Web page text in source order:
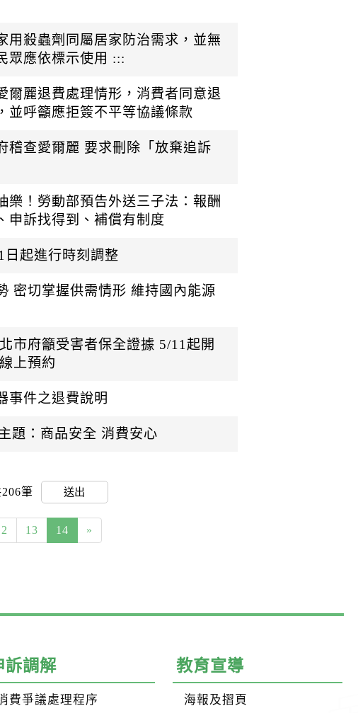
用殺蟲劑同屬居家防治需求，並無
眾應依標示使用 :::
爾麗退費處理情形，消費者同意退
並呼籲應拒簽不平等協議條款
稽查愛爾麗 要求刪除「放棄追訴
樂！勞動部預告外送三子法：報酬
申訴找得到、補償有制度
日起進行時刻調整
密切掌握供需情形 維持國內能源
市府籲受害者保全證據 5/11起開
上預約
事件之退費說明
題：商品安全 消費安心
筆 送出
13 14 »
訴調解
費爭議處理程序
教育宣導
海報及摺頁